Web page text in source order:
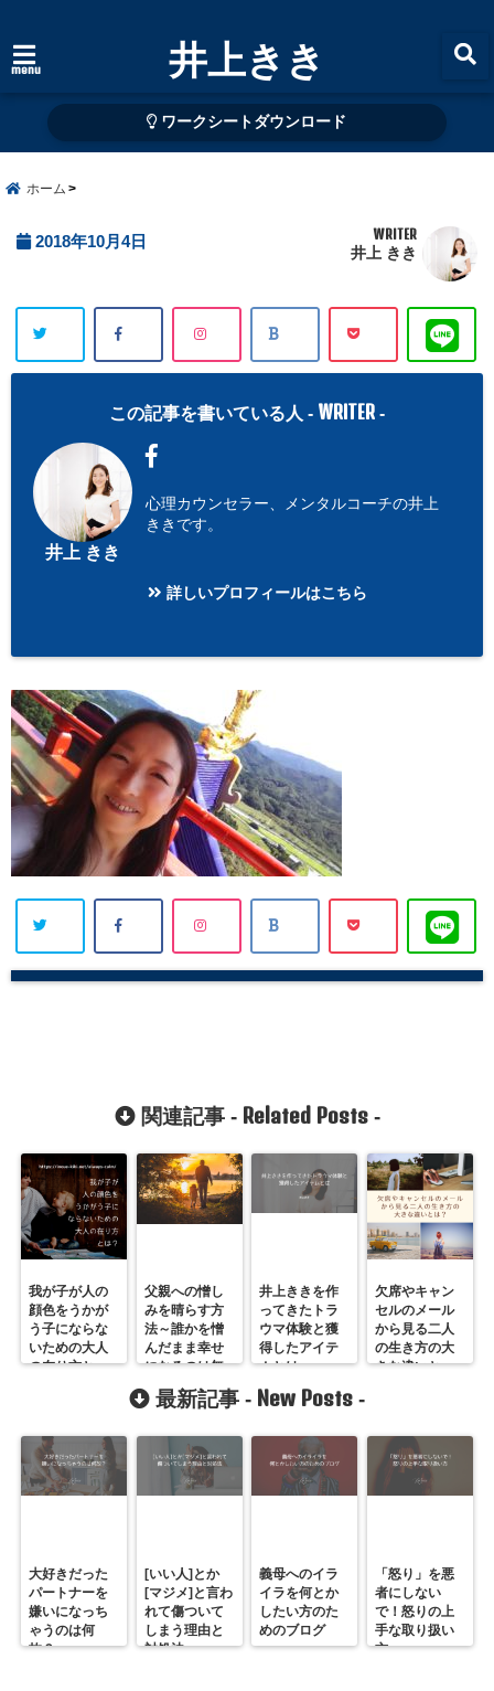
menu 井上きき
ワークシートダウンロード
ホーム
2018年10月4日 WRITER
井上 きき
この記事を書いている人 - WRITER -
井上 きき
心理カウンセラー、メンタルコーチの井上
ききです。
詳しいプロフィールはこちら
関連記事 - Related Posts-
我が子が人の
顔色をうかが
う子にならな
いための大人
の在り方と
父親への憎し
みを晴らす方
法～誰かを憎
んだまま幸せ
になるのは無
井上ききを作
ってきたトラ
ウマ体験と獲
得したアイテ
ムとは
欠席やキャン
セルのメール
から見る二人
の生き方の大
きな違いと
最新記事 - New Posts -
大好きだった
パートナーを
嫌いになっち
ゃうのは何
故？
[いい人]とか
[マジメ]と言わ
れて傷ついて
しまう理由と
対処法
義母へのイラ
イラを何とか
したい方のた
めのブログ
「怒り」を悪
者にしない
で！怒りの上
手な取り扱い
方